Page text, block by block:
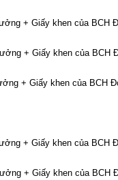
+ Giấy khen của BCH
+ Giấy khen của BCH
+ Giấy khen của BCH
+ Giấy khen của BCH
+ Giấy khen của BCH